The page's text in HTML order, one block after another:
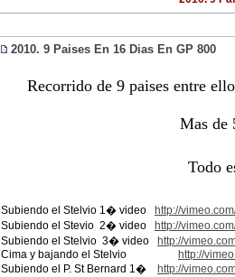
2010. 9 Paises En 16 Dias En GP 800
Recorrido de 9 paises entre
Mas de
Todo
Subiendo el Stelvio 1� video
http://
Subiendo el Stevio 2� video
http://
Subiendo el Stelvio 3� video
http://
Cima y bajando el Stelvio
http://
Subiendo el P. St Bernard 1�
http://